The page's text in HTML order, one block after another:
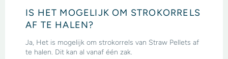
IS HET MOGELIJK OM STROKORRELS
AF TE HALEN?
Ja, Het is mogelijk om strokorrels van Straw Pellets af
te halen. Dit kan al vanaf één zak.